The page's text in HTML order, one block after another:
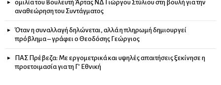
ομιλία του Βουλευτή Άρτας ΝΔ Γιώργου Στύλιου στη βουλή για την
αναθεώρηση του Συντάγματος
Όταν η συναλλαγή δηλώνεται, αλλά η πληρωμή δημιουργεί
πρόβλημα – γράφει ο Θεοδόσης Γεώργιος
ΠΑΣ Πρέβεζα: Με εργομετρικά και υψηλές απαιτήσεις ξεκίνησε η
προετοιμασία για τη Γ’ Εθνική